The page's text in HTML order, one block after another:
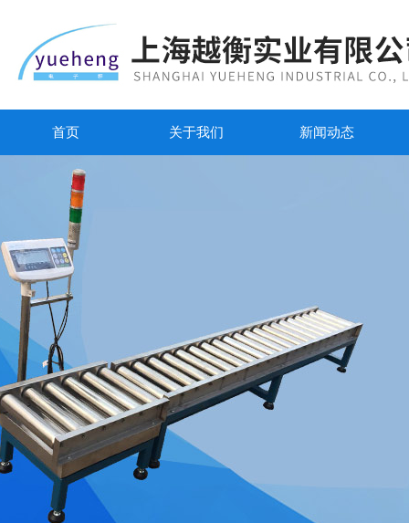
首页 关于我们 新闻动态